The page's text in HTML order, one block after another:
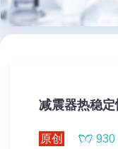
减震器热稳定
原创 930